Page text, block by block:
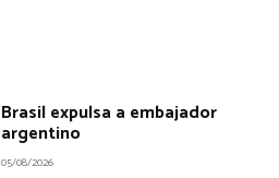
Brasil expulsa a embajador
argentino
05/08/2026